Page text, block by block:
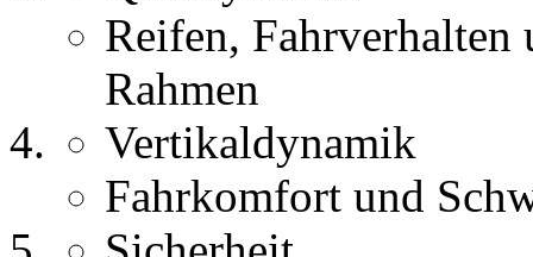
Reifen,
Rahmen
Vertikaldynamik
Fahrkomfort und